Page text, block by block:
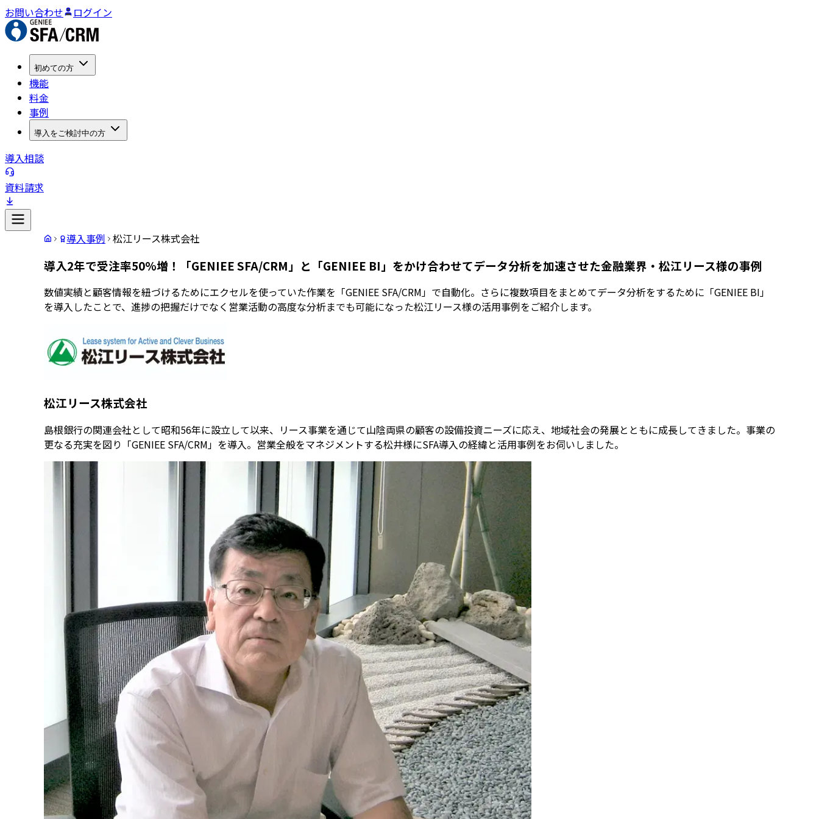
お問い合わせ ログイン
初めての方
機能
料金
事例
導入をご検討中の方
導入相談
資料請求
導入事例 松江リース株式会社
導入2年で受注率50%増！「GENIEE SFA/CRM」と「GENIEE BI」をかけ合わせてデータ分析を加速させた金融業界・松江リース様の事例
数値実績と顧客情報を紐づけるためにエクセルを使っていた作業を「GENIEE SFA/CRM」で自動化。さらに複数項目をまとめてデータ分析をするために「GENIEE BI」
を導入したことで、進捗の把握だけでなく営業活動の高度な分析までも可能になった松江リース様の活用事例をご紹介します。
松江リース株式会社
島根銀行の関連会社として昭和56年に設立して以来、リース事業を通じて山陰両県の顧客の設備投資ニーズに応え、地域社会の発展とともに成長してきました。事業の
更なる充実を図り「GENIEE SFA/CRM」を導入。営業全般をマネジメントする松井様にSFA導入の経緯と活用事例をお伺いしました。